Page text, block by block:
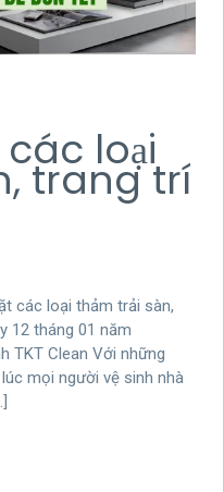
loại
trang trí
các loại thảm trải sàn,
12 tháng 01 năm
TKT Clean Với những
mọi người vệ sinh nhà